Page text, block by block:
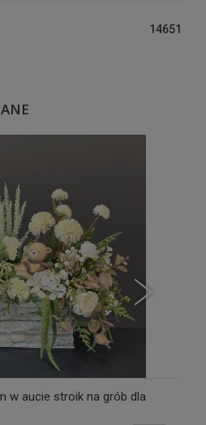
14651
w aucie stroik na grób dla